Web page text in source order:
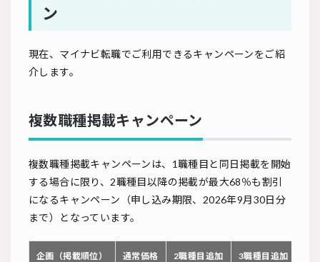
ン
現在、マイナビ転職でご利用できるキャンペーンをご紹
介します。
複数職種掲載キャンペーン
複数職種掲載キャンペーンは、1職種目と同日掲載を開始
する場合に限り、2職種目以降の掲載が最大68％も割引
になるキャンペーン（申し込み期限、2026年9月30日分
まで）となっています。
企画（掲載順位） 通常価格 2職種目追加 3職種目追加